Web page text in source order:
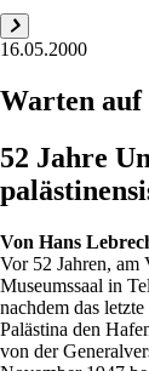
16.05.2000
Warten auf
52 Jahre
Von Hans
Vor 52 Jahren, am
Museumssaal in
nachdem das
Palästina den
von der